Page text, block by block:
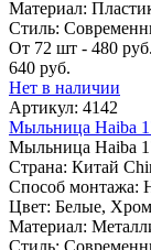
Материал:
Стиль:
От 72 шт - 480
640 руб.
Нет в наличии
Артикул: 4142
Мыльница Haiba
Мыльница Haiba
Страна: Китай
Способ монтажа:
Цвет: Белые, Хром
Материал:
Стиль: